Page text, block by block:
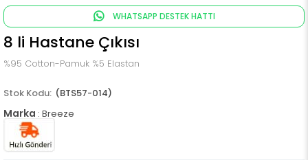
WHATSAPP DESTEK HATTI
8 li Hastane Çıkısı
%95 Cotton-Pamuk %5 Elastan
(BTS57-014)
Marka : Breeze